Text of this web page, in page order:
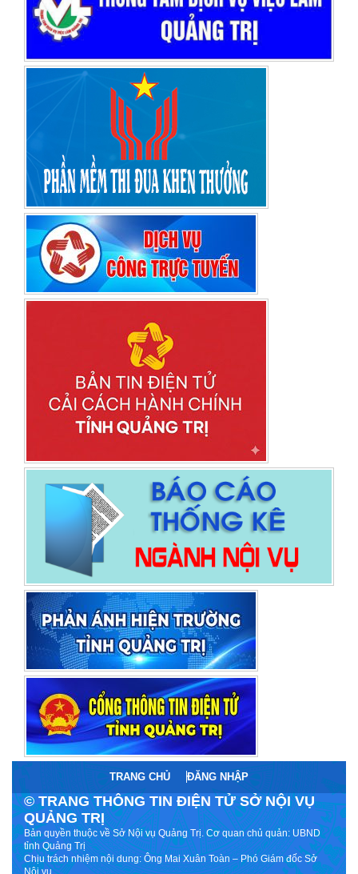
TRANG CHỦ ĐĂNG NHẬP
© TRANG THÔNG TIN ĐIỆN TỬ SỞ NỘI VỤ
QUẢNG TRỊ
Bản quyền thuộc về Sở Nội vụ Quảng Trị. Cơ quan chủ quản: UBND
tỉnh Quảng Trị
Chịu trách nhiệm nội dung: Ông Mai Xuân Toàn – Phó Giám đốc Sở
Nội vụ